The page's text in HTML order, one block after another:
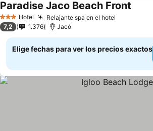
3 Estrellas
Hotel Relajante spa en el hotel
Paradise Jaco Beach Front
7,2 1.376 Jacó
Elige fechas para ver los precios exactos